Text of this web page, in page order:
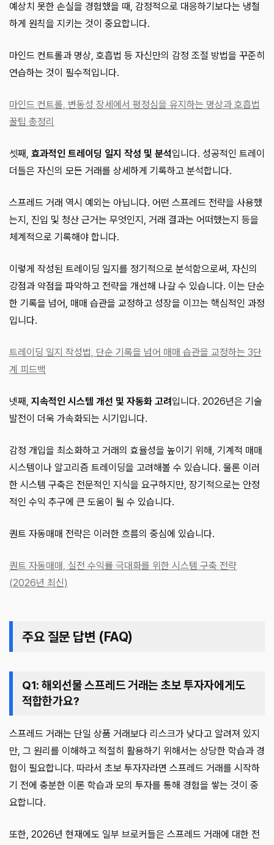
예상치 못한 손실을 경험했을 때, 감정적으로 대응하기보다는 냉철
하게 원칙을 지키는 것이 중요합니다.
마인드 컨트롤과 명상, 호흡법 등 자신만의 감정 조절 방법을 꾸준히
연습하는 것이 필수적입니다.
마인드 컨트롤, 변동성 장세에서 평정심을 유지하는 명상과 호흡법
꿀팁 총정리
셋째, 효과적인 트레이딩 일지 작성 및 분석입니다. 성공적인 트레이
더들은 자신의 모든 거래를 상세하게 기록하고 분석합니다.
스프레드 거래 역시 예외는 아닙니다. 어떤 스프레드 전략을 사용했
는지, 진입 및 청산 근거는 무엇인지, 거래 결과는 어떠했는지 등을
체계적으로 기록해야 합니다.
이렇게 작성된 트레이딩 일지를 정기적으로 분석함으로써, 자신의
강점과 약점을 파악하고 전략을 개선해 나갈 수 있습니다. 이는 단순
한 기록을 넘어, 매매 습관을 교정하고 성장을 이끄는 핵심적인 과정
입니다.
트레이딩 일지 작성법, 단순 기록을 넘어 매매 습관을 교정하는 3단
계 피드백
넷째, 지속적인 시스템 개선 및 자동화 고려입니다. 2026년은 기술
발전이 더욱 가속화되는 시기입니다.
감정 개입을 최소화하고 거래의 효율성을 높이기 위해, 기계적 매매
시스템이나 알고리즘 트레이딩을 고려해볼 수 있습니다. 물론 이러
한 시스템 구축은 전문적인 지식을 요구하지만, 장기적으로는 안정
적인 수익 추구에 큰 도움이 될 수 있습니다.
퀀트 자동매매 전략은 이러한 흐름의 중심에 있습니다.
퀀트 자동매매, 실전 수익률 극대화를 위한 시스템 구축 전략
(2026년 최신)
주요 질문 답변 (FAQ)
Q1: 해외선물 스프레드 거래는 초보 투자자에게도
적합한가요?
스프레드 거래는 단일 상품 거래보다 리스크가 낮다고 알려져 있지
만, 그 원리를 이해하고 적절히 활용하기 위해서는 상당한 학습과 경
험이 필요합니다. 따라서 초보 투자자라면 스프레드 거래를 시작하
기 전에 충분한 이론 학습과 모의 투자를 통해 경험을 쌓는 것이 중
요합니다.
또한, 2026년 현재에도 일부 브로커들은 스프레드 거래에 대한 전